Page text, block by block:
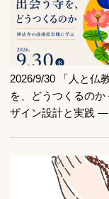
2026/9/30 「人と仏
を、どうつくるの
ザイン設計と実践 ―
記事を
記事を